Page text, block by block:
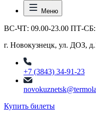
Меню
ВС-ЧТ: 09.00-23.00 ПТ-СБ:
г. Новокузнецк, ул. ДОЗ,
+7 (3843) 34-91-23
Купить билеты